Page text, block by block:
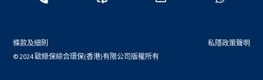
© 2024 歐綠保綜合環保(香港)有限公司版權所有
私隱政策聲明
條款及細則